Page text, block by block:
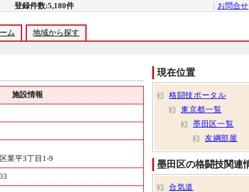
載 登録件数:5,180件 お問合せ
ム 地域から探す
施設情報
業平3丁目1-9
現在位置
格闘技ポータル
東京都一覧
墨田区一覧
友綱部屋
墨田区の格闘技関連
合気道